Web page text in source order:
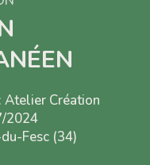
Atelier Création
2024
Fesc (34)